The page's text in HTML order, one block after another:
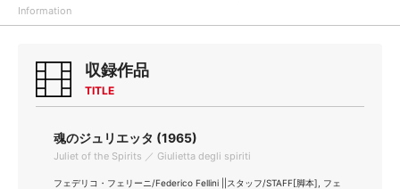
Information
収録作品
TITLE
魂のジュリエッタ (1965)
Juliet of the Spirits ／ Giulietta degli spiriti
フェデリコ・フェリーニ/Federico Fellini ||スタッフ/STAFF[脚本], フェ